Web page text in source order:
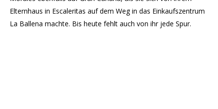
Elternhaus in Escaleritas auf dem Weg in das Einkaufszentrum
La Ballena machte. Bis heute fehlt auch von ihr jede Spur.